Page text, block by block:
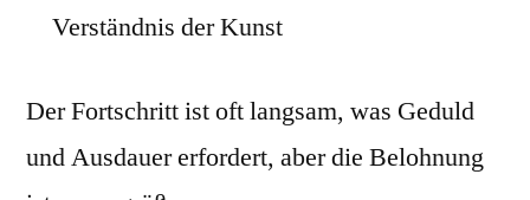
Verständnis der Kunst
Der Fortschritt ist oft langsam, was Geduld
und Ausdauer erfordert, aber die Belohnung